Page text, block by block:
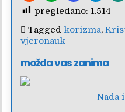
pregledano: 1.514
Tagged korizma,
vjeronauk
možda vas zanima
Nada